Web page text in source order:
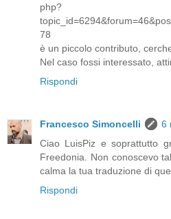
php?
78
è un piccolo contributo,
Nel caso fossi interessato,
Rispondi
Francesco Simoncelli
6
Ciao LuisPiz e soprattutto
Freedonia. Non conoscevo
calma la tua traduzione di
Rispondi